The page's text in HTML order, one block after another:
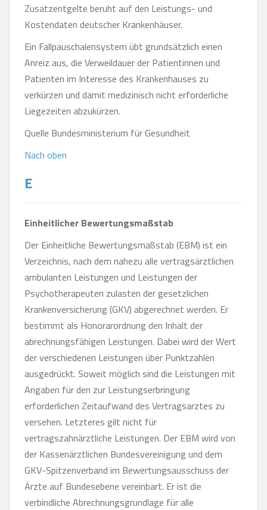
Zusatzentgelte beruht auf den Leistungs- und
Kostendaten deutscher Krankenhäuser.
Ein Fallpauschalensystem übt grundsätzlich einen
Anreiz aus, die Verweildauer der Patientinnen und
Patienten im Interesse des Krankenhauses zu
verkürzen und damit medizinisch nicht erforderliche
Liegezeiten abzukürzen.
Quelle Bundesministerium für Gesundheit
Nach oben
E
Einheitlicher Bewertungsmaßstab
Der Einheitliche Bewertungsmaßstab (EBM) ist ein
Verzeichnis, nach dem nahezu alle vertragsärztlichen
ambulanten Leistungen und Leistungen der
Psychotherapeuten zulasten der gesetzlichen
Krankenversicherung (GKV) abgerechnet werden. Er
bestimmt als Honorarordnung den Inhalt der
abrechnungsfähigen Leistungen. Dabei wird der Wert
der verschiedenen Leistungen über Punktzahlen
ausgedrückt. Soweit möglich sind die Leistungen mit
Angaben für den zur Leistungserbringung
erforderlichen Zeitaufwand des Vertragsarztes zu
versehen. Letzteres gilt nicht für
vertragszahnärztliche Leistungen. Der EBM wird von
der Kassenärztlichen Bundesvereinigung und dem
GKV-Spitzenverband im Bewertungsausschuss der
Ärzte auf Bundesebene vereinbart. Er ist die
verbindliche Abrechnungsgrundlage für alle